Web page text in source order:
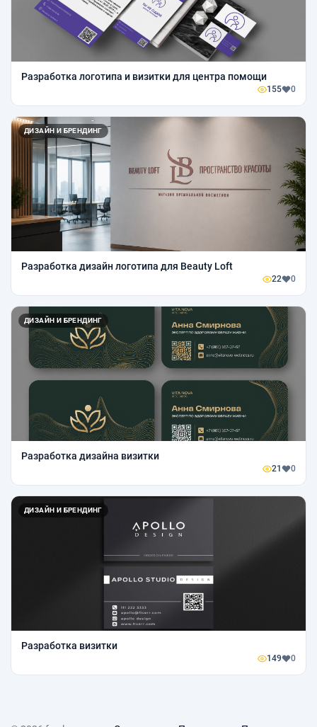
Разработка логотипа и визитки для центра помощи
155 0
ДИЗАЙН И БРЕНДИНГ
Разработка дизайн логотипа для Beauty Loft
22 0
ДИЗАЙН И БРЕНДИНГ
Разработка дизайна визитки
21 0
ДИЗАЙН И БРЕНДИНГ
Разработка визитки
149 0